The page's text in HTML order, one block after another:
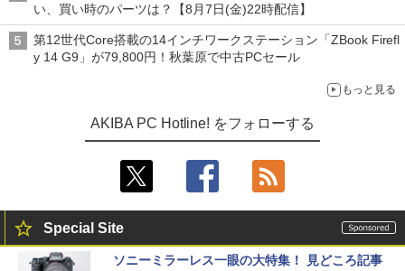
い、買い時のパーツは？【8月7日(金)22時配信】
第12世代Core搭載の14インチワークステーション「ZBook Firefl
y 14 G9」が79,800円！秋葉原で中古PCセール
もっと見る
AKIBA PC Hotline! をフォローする
Special Site
ソニーミラーレス一眼の大特集！ 見どころ記事